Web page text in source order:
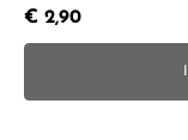
€ 2,90